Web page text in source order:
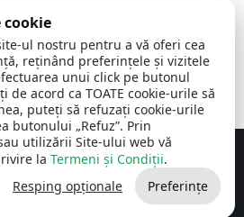
Toate drepturile rezervate
Media Relații Publice SRL
cookie
ul nostru pentru a vă oferi cea
reținând preferințele și vizitele
unui click pe butonul
de acord ca TOATE cookie-urile să
puteți să refuzați cookie-urile
butonului „Refuz”. Prin
utilizării Site-ului web vă
la Termeni și Condiții.
Resping opționale Preferințe